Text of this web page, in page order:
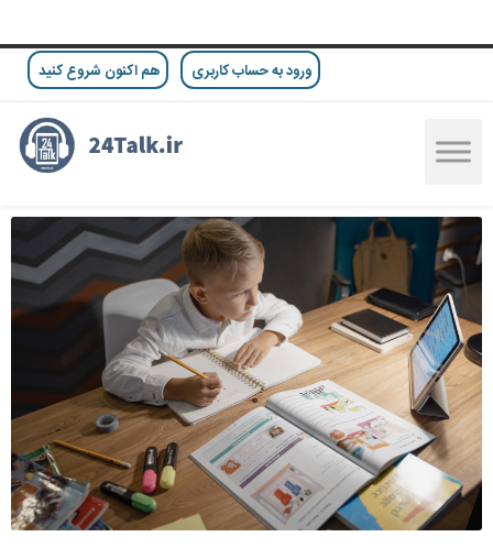
ورود به حساب کاربری هم اکنون شروع کنید